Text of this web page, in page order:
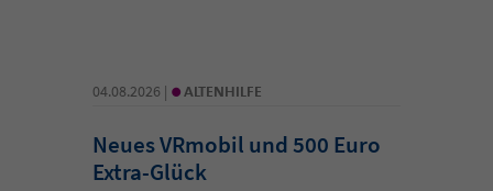
04.08.2026 | • ALTENHILFE
Neues VRmobil und 500 Euro
Extra-Glück